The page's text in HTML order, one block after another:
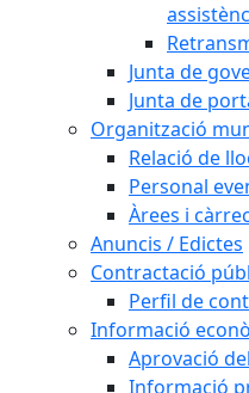
Junta de
Junta de
Organització
Relació de
Personal
Àrees i
Anuncis / Edictes
Contractació
Perfil de
Informació
Aprovació
Informació